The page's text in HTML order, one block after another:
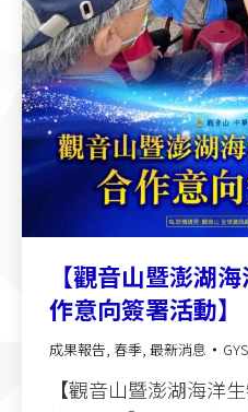
【觀音山暨澎湖
作意向簽署活動】
成果報告, 春季, 最新消息
【觀音山暨澎湖海洋